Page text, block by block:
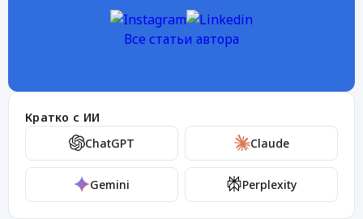
Все статьи автора
Кратко с ИИ
ChatGPT
Claude
Gemini Perplexity